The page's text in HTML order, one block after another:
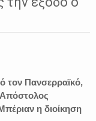
τον Πανσερραϊκό,
η διοίκηση